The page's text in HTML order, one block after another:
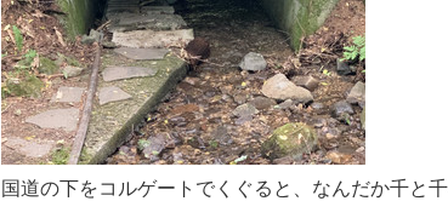
国道の下をコルゲートでくぐると、なんだか千と